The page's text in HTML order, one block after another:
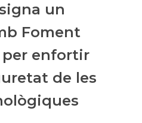
un
Foment
per enfortir
de les